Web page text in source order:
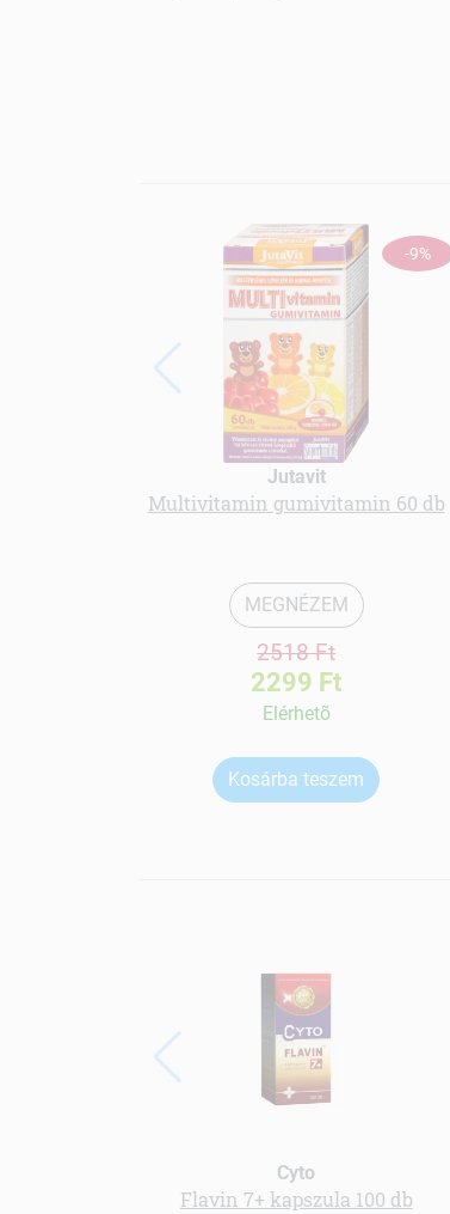
-9%
Jutavit
Multivitamin gumivitamin 60 db
MEGNÉZEM
2518 Ft
2299 Ft
Elérhetõ
Kosárba teszem
Cyto
Flavin 7+ kapszula 100 db